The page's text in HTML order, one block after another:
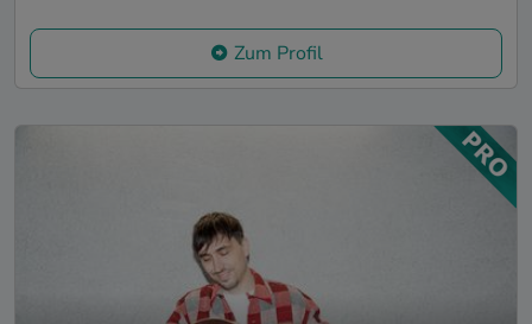
Zum Profil